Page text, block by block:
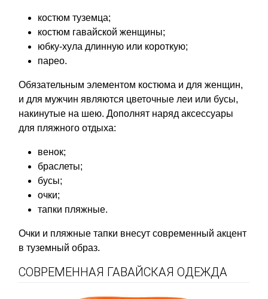
костюм туземца;
костюм гавайской женщины;
юбку-хула длинную или короткую;
парео.
Обязательным элементом костюма и для женщин,
и для мужчин являются цветочные леи или бусы,
накинутые на шею. Дополнят наряд аксессуары
для пляжного отдыха:
венок;
браслеты;
бусы;
очки;
тапки пляжные.
Очки и пляжные тапки внесут современный акцент
в туземный образ.
СОВРЕМЕННАЯ ГАВАЙСКАЯ ОДЕЖДА